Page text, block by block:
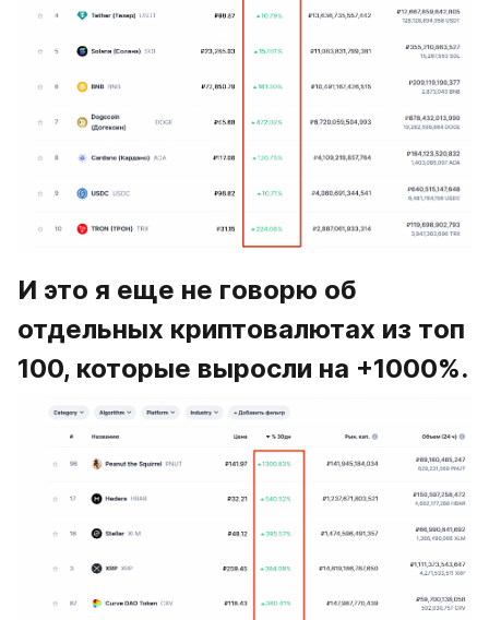
И это я еще не говорю об
отдельных криптовалютах из топ
100, которые выросли на +1000%.